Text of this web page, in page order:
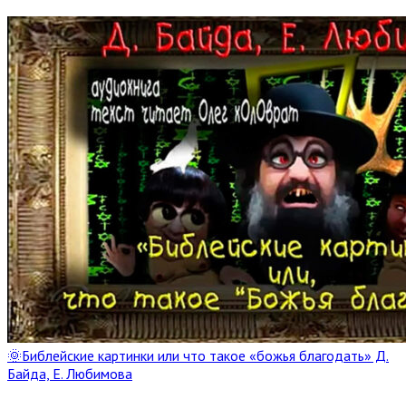
Read
Full
Post
🌞Библейские картинки или что такое «божья благодать» Д.
Байда, Е. Любимова